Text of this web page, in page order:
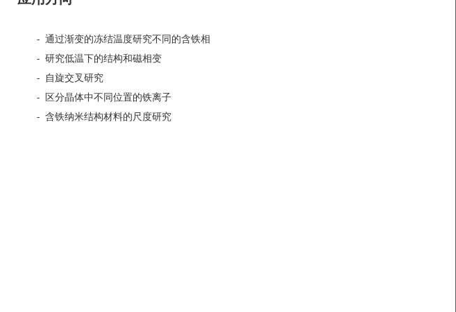
- 通过渐变的冻结温度研究不同的含铁相
- 研究低温下的结构和磁相变
- 自旋交叉研究
- 区分晶体中不同位置的铁离子
- 含铁纳米结构材料的尺度研究